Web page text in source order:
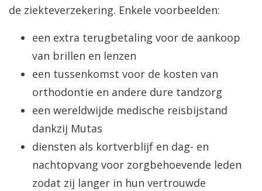
de ziekteverzekering. Enkele voorbeelden:
een extra terugbetaling voor de aankoop
van brillen en lenzen
een tussenkomst voor de kosten van
orthodontie en andere dure tandzorg
een wereldwijde medische reisbijstand
dankzij Mutas
diensten als kortverblijf en dag- en
nachtopvang voor zorgbehoevende leden
zodat zij langer in hun vertrouwde